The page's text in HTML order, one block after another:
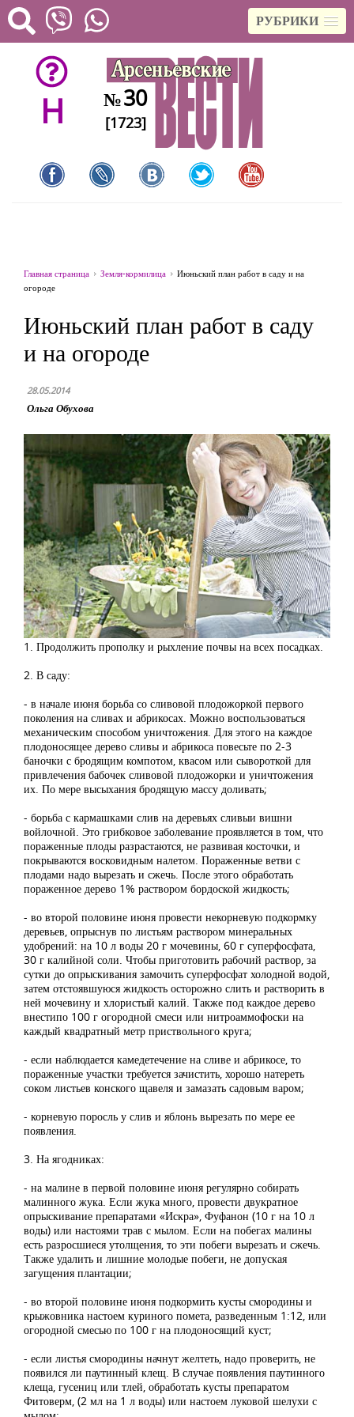
РУБРИКИ
H №30
[1723]
Главная страница Земля-кормилица
Июньский план работ в саду и на
огороде
Июньский план работ в саду
и на огороде
28.05.2014
Ольга Обухова
1. Продолжить прополку и рыхление почвы на всех посадках.
2. В саду:
- в начале июня борьба со сливовой плодожоркой первого
поколения на сливах и абрикосах. Можно воспользоваться
механическим способом уничтожения. Для этого на каждое
плодоносящее дерево сливы и абрикоса повесьте по 2-3
баночки с бродящим компотом, квасом или сывороткой для
привлечения бабочек сливовой плодожорки и уничтожения
их. По мере высыхания бродящую массу доливать;
- борьба с кармашками слив на деревьях сливыи вишни
войлочной. Это грибковое заболевание проявляется в том, что
пораженные плоды разрастаются, не развивая косточки, и
покрываются восковидным налетом. Пораженные ветви с
плодами надо вырезать и сжечь. После этого обработать
пораженное дерево 1% раствором бордоской жидкость;
- во второй половине июня провести некорневую подкормку
деревьев, опрыснув по листьям раствором минеральных
удобрений: на 10 л воды 20 г мочевины, 60 г суперфосфата,
30 г калийной соли. Чтобы приготовить рабочий раствор, за
сутки до опрыскивания замочить суперфосфат холодной водой,
затем отстоявшуюся жидкость осторожно слить и растворить в
ней мочевину и хлористый калий. Также под каждое дерево
внестипо 100 г огородной смеси или нитроаммофоски на
каждый квадратный метр приствольного круга;
- если наблюдается камедетечение на сливе и абрикосе, то
пораженные участки требуется зачистить, хорошо натереть
соком листьев конского щавеля и замазать садовым варом;
- корневую поросль у слив и яблонь вырезать по мере ее
появления.
3. На ягодниках:
- на малине в первой половине июня регулярно собирать
малинного жука. Если жука много, провести двукратное
опрыскивание препаратами «Искра», Фуфанон (10 г на 10 л
воды) или настоями трав с мылом. Если на побегах малины
есть разросшиеся утолщения, то эти побеги вырезать и сжечь.
Также удалить и лишние молодые побеги, не допуская
загущения плантации;
- во второй половине июня подкормить кусты смородины и
крыжовника настоем куриного помета, разведенным 1:12, или
огородной смесью по 100 г на плодоносящий куст;
- если листья смородины начнут желтеть, надо проверить, не
появился ли паутинный клещ. В случае появления паутинного
клеща, гусениц или тлей, обработать кусты препаратом
Фитоверм, (2 мл на 1 л воды) или настоем луковой шелухи с